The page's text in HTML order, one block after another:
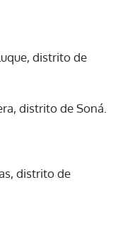
distrito de
distrito de Soná.
distrito de